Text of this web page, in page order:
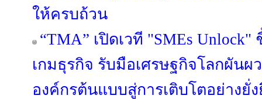
ให้ครบถ้วน
“TMA” เปิดเวที "SMEs Unlock"
เกมธุรกิจ รับมือเศรษฐกิจโลกผัน
องค์กรต้นแบบสู่การเติบโตอย่างยั่